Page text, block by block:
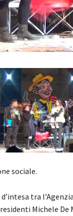
sociale.
d’intesa tra
Michele De